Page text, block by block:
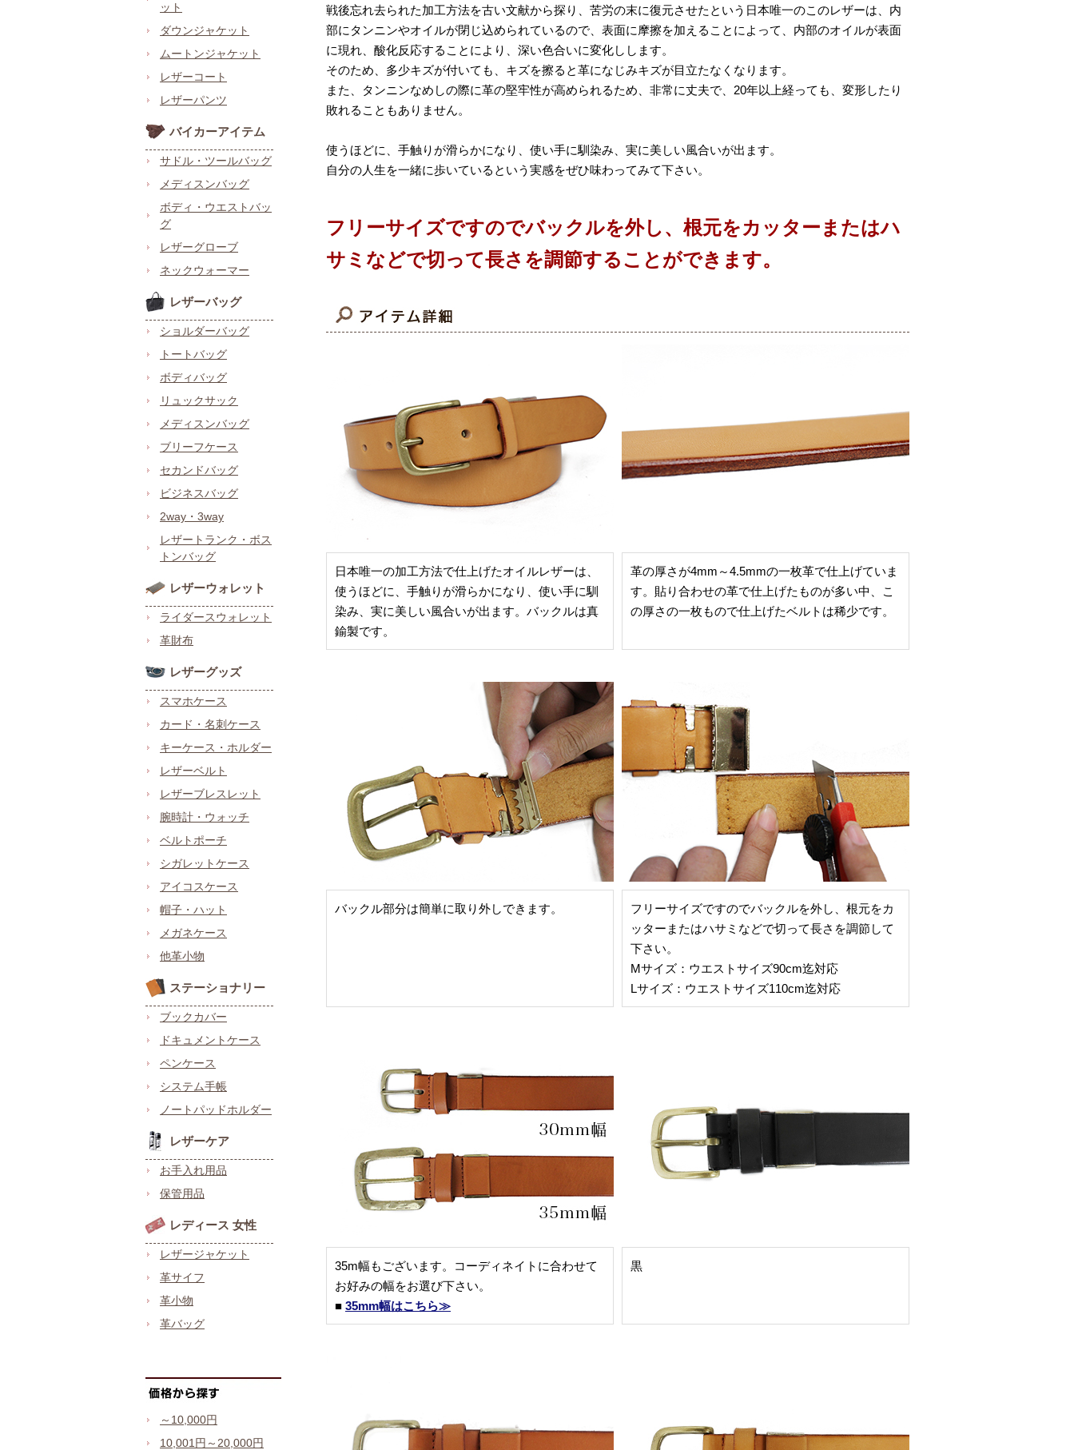
ット
ダウンジャケット
ムートンジャケット
レザーコート
レザーパンツ
バイカーアイテム
サドル・ツールバッグ
メディスンバッグ
ボディ・ウエストバッ
グ
レザーグローブ
ネックウォーマー
レザーバッグ
ショルダーバッグ
トートバッグ
ボディバッグ
リュックサック
メディスンバッグ
ブリーフケース
セカンドバッグ
ビジネスバッグ
2way・3way
レザートランク・ボス
トンバッグ
レザーウォレット
ライダースウォレット
革財布
レザーグッズ
スマホケース
カード・名刺ケース
キーケース・ホルダー
レザーベルト
レザーブレスレット
腕時計・ウォッチ
ベルトポーチ
シガレットケース
アイコスケース
帽子・ハット
メガネケース
他革小物
ステーショナリー
ブックカバー
ドキュメントケース
ペンケース
システム手帳
ノートパッドホルダー
レザーケア
お手入れ用品
保管用品
レディース 女性
レザージャケット
革サイフ
革小物
革バッグ
～10,000円
10,001円～20,000円
戦後忘れ去られた加工方法を古い文献から探り、苦労の末に復元させたという日本唯一のこのレザーは、内
部にタンニンやオイルが閉じ込められているので、表面に摩擦を加えることによって、内部のオイルが表面
に現れ、酸化反応することにより、深い色合いに変化しします。
そのため、多少キズが付いても、キズを擦ると革になじみキズが目立たなくなります。
また、タンニンなめしの際に革の堅牢性が高められるため、非常に丈夫で、20年以上経っても、変形したり
敗れることもありません。
使うほどに、手触りが滑らかになり、使い手に馴染み、実に美しい風合いが出ます。
自分の人生を一緒に歩いているという実感をぜひ味わってみて下さい。
フリーサイズですのでバックルを外し、根元をカッターまたはハ
サミなどで切って長さを調節することができます。
日本唯一の加工方法で仕上げたオイルレザーは、
使うほどに、手触りが滑らかになり、使い手に馴
染み、実に美しい風合いが出ます。バックルは真
鍮製です。
革の厚さが4mm～4.5mmの一枚革で仕上げていま
す。貼り合わせの革で仕上げたものが多い中、こ
の厚さの一枚もので仕上げたベルトは稀少です。
バックル部分は簡単に取り外しできます。
フリーサイズですのでバックルを外し、根元をカ
ッターまたはハサミなどで切って長さを調節して
下さい。
Mサイズ：ウエストサイズ90cm迄対応
Lサイズ：ウエストサイズ110cm迄対応
35m幅もございます。コーディネイトに合わせて
お好みの幅をお選び下さい。
■ 35mm幅はこちら≫
黒